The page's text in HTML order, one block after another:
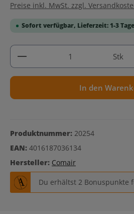
Preise inkl. MwSt. zzgl.
Sofort verfügbar, Lieferzeit: 1-3 Tage
Produkt Anzahl: Gib denStk
In den
Produktnummer: 20254
EAN: 4016187036134
Hersteller: Comair
Du erhältst 2 Bonuspunkte